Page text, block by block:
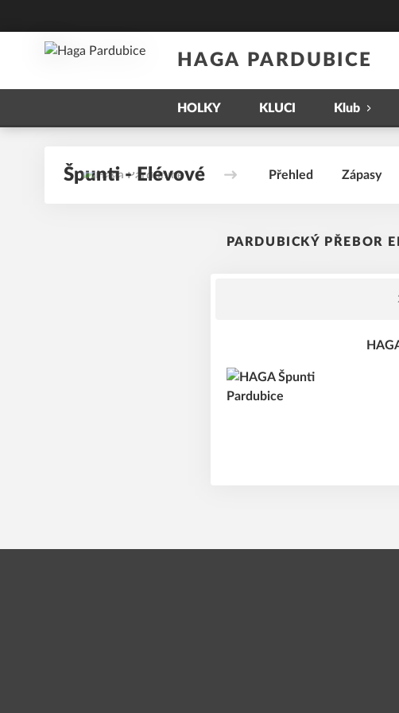
HAGA PARDUBICE
HOLKY KLUCI Klub
Špunti - Elévové Přehled Zápasy
PARDUBICKÝ PŘEBOR